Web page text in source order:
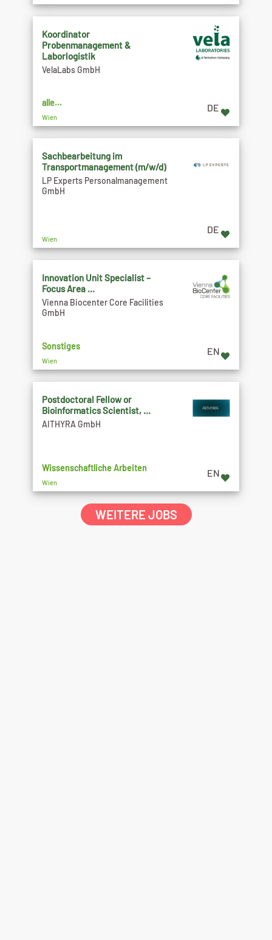
Koordinator
Probenmanagement &
Laborlogistik
VelaLabs GmbH
alle...
Wien
DE
Sachbearbeitung im
Transportmanagement (m/w/d)
LP Experts Personalmanagement
GmbH
Wien
DE
Innovation Unit Specialist –
Focus Area ...
Vienna Biocenter Core Facilities
GmbH
Sonstiges
Wien
EN
Postdoctoral Fellow or
Bioinformatics Scientist, ...
AITHYRA GmbH
Wissenschaftliche Arbeiten
Wien
EN
WEITERE JOBS